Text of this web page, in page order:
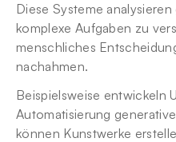
Diese Systeme
komplexe Aufgaben zu
menschliches
nachahmen.
Beispielsweise entwickeln
Automatisierung
können Kunstwerke